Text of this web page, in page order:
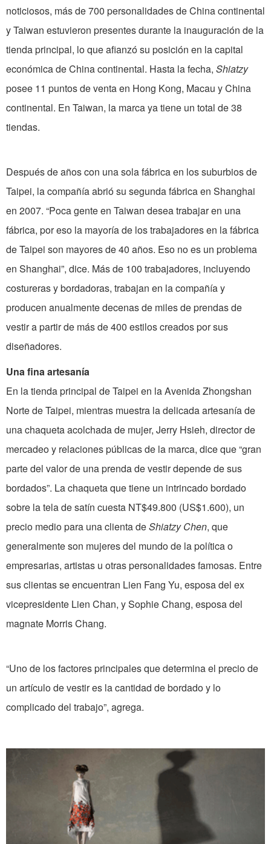
noticiosos, más de 700 personalidades de China continental
y Taiwan estuvieron presentes durante la inauguración de la
tienda principal, lo que afianzó su posición en la capital
económica de China continental. Hasta la fecha, Shiatzy
posee 11 puntos de venta en Hong Kong, Macau y China
continental. En Taiwan, la marca ya tiene un total de 38
tiendas.
Después de años con una sola fábrica en los suburbios de
Taipei, la compañía abrió su segunda fábrica en Shanghai
en 2007. “Poca gente en Taiwan desea trabajar en una
fábrica, por eso la mayoría de los trabajadores en la fábrica
de Taipei son mayores de 40 años. Eso no es un problema
en Shanghai”, dice. Más de 100 trabajadores, incluyendo
costureras y bordadoras, trabajan en la compañía y
producen anualmente decenas de miles de prendas de
vestir a partir de más de 400 estilos creados por sus
diseñadores.
Una fina artesanía
En la tienda principal de Taipei en la Avenida Zhongshan
Norte de Taipei, mientras muestra la delicada artesanía de
una chaqueta acolchada de mujer, Jerry Hsieh, director de
mercadeo y relaciones públicas de la marca, dice que “gran
parte del valor de una prenda de vestir depende de sus
bordados”. La chaqueta que tiene un intrincado bordado
sobre la tela de satín cuesta NT$49.800 (US$1.600), un
precio medio para una clienta deShiatzy Chen, que
generalmente son mujeres del mundo de la política o
empresarias, artistas u otras personalidades famosas. Entre
sus clientas se encuentran Lien Fang Yu, esposa del ex
vicepresidente Lien Chan, y Sophie Chang, esposa del
magnate Morris Chang.
“Uno de los factores principales que determina el precio de
un artículo de vestir es la cantidad de bordado y lo
complicado del trabajo”, agrega.